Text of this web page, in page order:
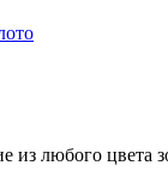
из любого цвета